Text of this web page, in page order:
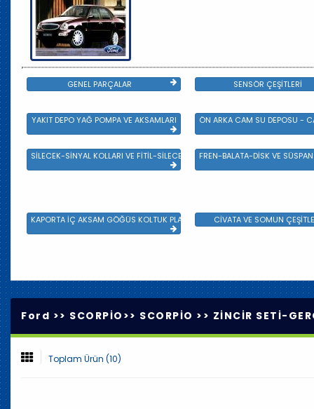
GENEL PARÇALAR SENSÖR ÇEŞİTLERİ
YAKIT DEPO YAĞ POMPA VE AKSAMLARI ÖN ARKA CAM SU DEPOSU -
SİLECEK-SİNYAL KOLLARI VE FİTİL-SİLECEK ÇEŞİTLERİFREN-BALATA-DİSK VE
KAPORTA İÇ AKSAM GÖĞÜS KOLTUK PLASTİK VE SAC AKSAM
CİVATA VE SOMUN
Ford >> SCORPİO >> SCORPİO >> ZİNCİR SETİ-
Toplam Ürün (10)